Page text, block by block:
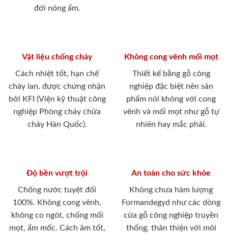
đới nóng ẩm.
Vật liệu chống cháy
Cách nhiệt tốt, hạn chế
cháy lan, được chứng nhận
bởi KFI (Viện kỹ thuật công
nghiệp Phòng cháy chữa
cháy Hàn Quốc).
Không cong vênh mối mọt
Thiết kế bằng gỗ công
nghiệp đặc biệt nên sản
phẩm nói không với cong
vênh và mối mọt như gỗ tự
nhiên hay mắc phải.
Độ bền vượt trội
Chống nước tuyệt đối
100%. Không cong vênh,
không co ngót, chống mối
mọt, ẩm mốc. Cách âm tốt,
An toàn cho sức khỏe
Không chưa hàm lượng
Formandegyd như các dòng
cửa gỗ công nghiệp truyền
thống, thân thiện với môi